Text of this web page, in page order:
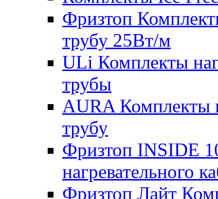
Фризтоп
трубу 25Вт/м
ULi Комплекты
трубы
AURA Комплекты
трубу
Фризтоп INSIDE
нагревательного
Фризтоп Лайт